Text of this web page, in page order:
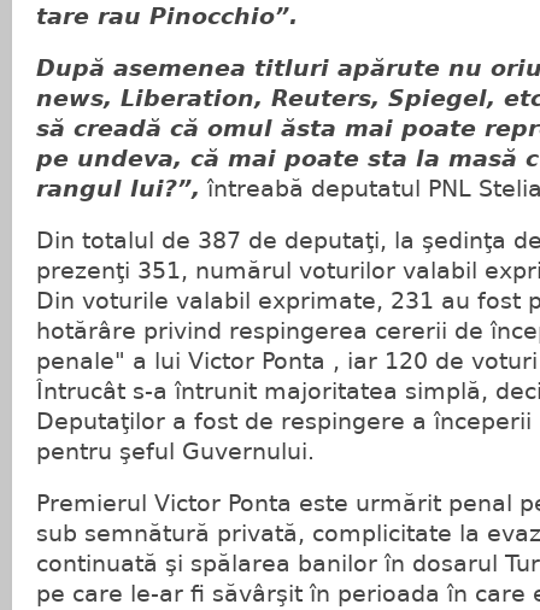
tare rau Pinocchio”.
După asemenea titluri apărute nu
news, Liberation, Reuters, Spiegel,
să creadă că omul ăsta mai poate
pe undeva, că mai poate sta la masă
rangul lui?”, întreabă deputatul PNL
Din totalul de 387 de deputaţi, la şedinţa
prezenţi 351, numărul voturilor valabil
Din voturile valabil exprimate, 231 au fost
hotărâre privind respingerea cererii de
penale" a lui Victor Ponta , iar 120 de
Întrucât s-a întrunit majoritatea simplă,
Deputaţilor a fost de respingere a
pentru şeful Guvernului.
Premierul Victor Ponta este urmărit penal
sub semnătură privată, complicitate la
continuată şi spălarea banilor în dosarul
pe care le-ar fi săvârşit în perioada în care